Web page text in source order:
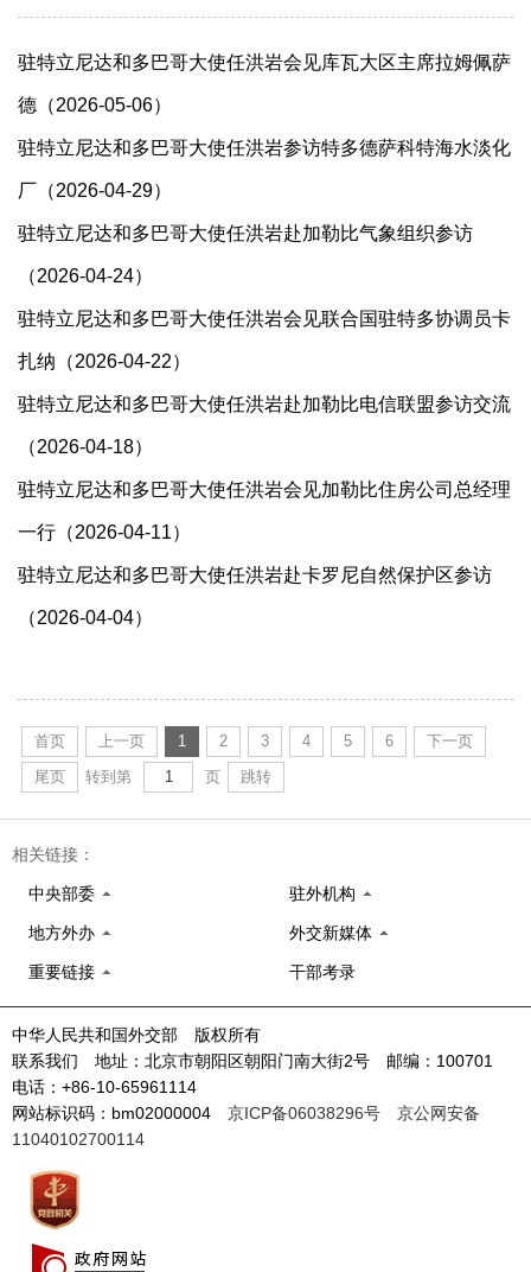
驻特立尼达和多巴哥大使任洪岩会见库瓦大区主席拉姆佩萨
德（2026-05-06）
驻特立尼达和多巴哥大使任洪岩参访特多德萨科特海水淡化
厂（2026-04-29）
驻特立尼达和多巴哥大使任洪岩赴加勒比气象组织参访
（2026-04-24）
驻特立尼达和多巴哥大使任洪岩会见联合国驻特多协调员卡
扎纳（2026-04-22）
驻特立尼达和多巴哥大使任洪岩赴加勒比电信联盟参访交流
（2026-04-18）
驻特立尼达和多巴哥大使任洪岩会见加勒比住房公司总经理
一行（2026-04-11）
驻特立尼达和多巴哥大使任洪岩赴卡罗尼自然保护区参访
（2026-04-04）
首页 上一页 1 2 3 4 5 6
下一页
尾页
转到第 页 跳转
相关链接：
中央部委 驻外机构
地方外办 外交新媒体
重要链接 干部考录
中华人民共和国外交部 版权所有
联系我们 地址：北京市朝阳区朝阳门南大街2号 邮编：100701
电话：+86-10-65961114
网站标识码：bm02000004 京ICP备06038296号
京公网安备
11040102700114